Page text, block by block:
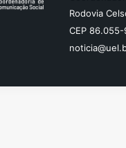
Rodovia
CEP